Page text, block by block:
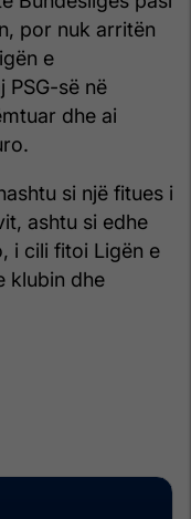
por nuk arritën
e
PSG-së në
dhe ai
si një fitues i
ashtu si edhe
i cili fitoi Ligën e
klubin dhe